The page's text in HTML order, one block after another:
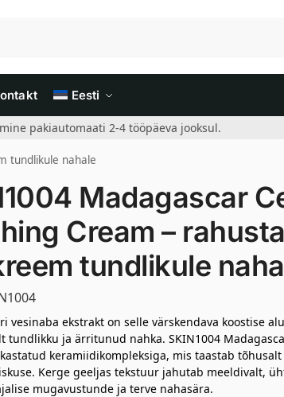
Eesti
pakiautomaati 2-4 tööpäeva jooksul.
tundlikule nahale
Madagascar
Cream –
tundlikule
vesinaba ekstrakt on selle värskendava koostise
tundlikku ja ärritunud nahka. SKIN1004
keramiidikompleksiga, mis taastab
Kerge geeljas tekstuur jahutab meeldivalt,
mugavustunde ja terve nahasära.